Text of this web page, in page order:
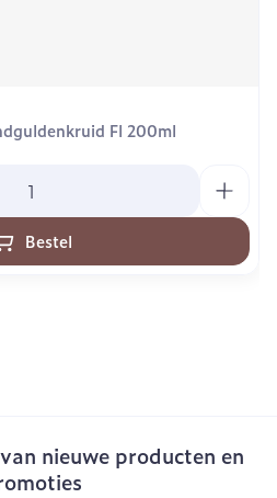
Fl 200ml
Bestel
nieuwe producten en